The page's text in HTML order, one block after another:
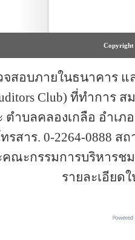
Copyright
สอบภายในธนาคาร แล
Club) ที่ทำการ
ำบลคลองเกลือ อำเภ
ทรสาร. 0-2264-0888
ณะกรรมการบริหารช
รายละเอียด